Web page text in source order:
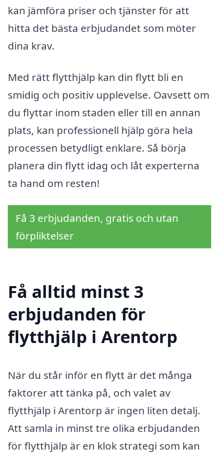
kan jämföra priser och tjänster för att
hitta det bästa erbjudandet som möter
dina krav.
Med rätt flytthjälp kan din flytt bli en
smidig och positiv upplevelse. Oavsett om
du flyttar inom staden eller till en annan
plats, kan professionell hjälp göra hela
processen betydligt enklare. Så börja
planera din flytt idag och låt experterna
ta hand om resten!
Få 3 erbjudanden, gratis och utan
förpliktelser
Få alltid minst 3
erbjudanden för
flytthjälp i Arentorp
När du står inför en flytt är det många
faktorer att tänka på, och valet av
flytthjälp i Arentorp är ingen liten detalj.
Att samla in minst tre olika erbjudanden
för flytthjälp är en klok strategi som kan